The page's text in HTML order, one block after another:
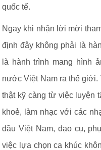
quốc tế.
Ngay khi nhận lời mời
định đây không phải là
là hành trình mang hình
nước Việt Nam ra thế giới.
thật kỹ càng từ việc luyện
khoẻ, làm nhạc với các
đầu Việt Nam, đạo cụ,
việc lựa chọn ca khúc